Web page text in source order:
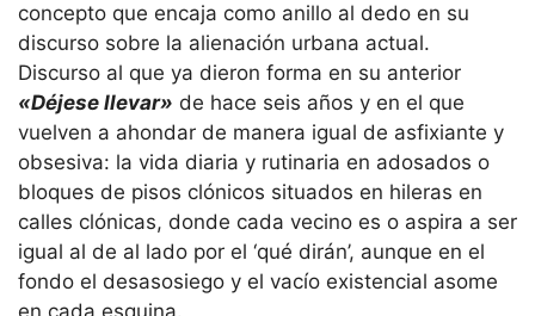
concepto que encaja como anillo al dedo en su
discurso sobre la alienación urbana actual.
Discurso al que ya dieron forma en su anterior
«Déjese llevar» de hace seis años y en el que
vuelven a ahondar de manera igual de asfixiante y
obsesiva: la vida diaria y rutinaria en adosados o
bloques de pisos clónicos situados en hileras en
calles clónicas, donde cada vecino es o aspira a ser
igual al de al lado por el ‘qué dirán’, aunque en el
fondo el desasosiego y el vacío existencial asome